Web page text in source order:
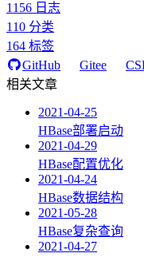
1156 日志
110 分类
164 标签
GitHub
Gitee
相关文章
2021-04-25
HBase部署启动
2021-04-29
HBase配置优化
2021-04-24
HBase数据结构
2021-05-28
HBase复杂查询
2021-04-27